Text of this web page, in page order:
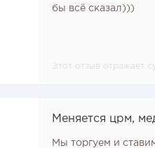
бы всё сказал)))
Этот отзыв отражает
Меняется црм,
Мы торгуем и